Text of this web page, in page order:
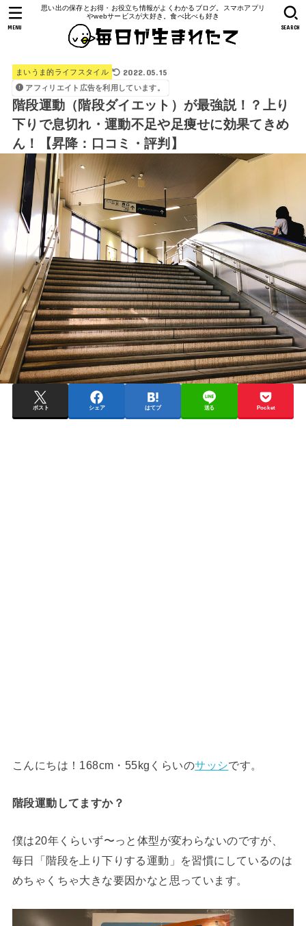
思い出の保存とお得・お役立ち情報がよくわかるブログ。スマホアプリ
やwebサービスが大好き。食べ比べも好き
SEARCH
MENU
まいうま的ライフスタイル 2022.05.15
アフィリエイト広告を利用しています。
階段運動（階段ダイエット）が最強説！？上り
下りで息切れ・運動不足や足痩せに効果てきめ
ん！【昇降：口コミ・評判】
ポスト シェア はてブ 送る Pocket
こんにちは！168cm・55kgくらいのサッシです。
階段運動してますか？
僕は20年くらいず〜っと体型が変わらないのですが、
毎日「階段を上り下りする運動」を習慣にしているのは
めちゃくちゃ大きな要因かなと思っています。